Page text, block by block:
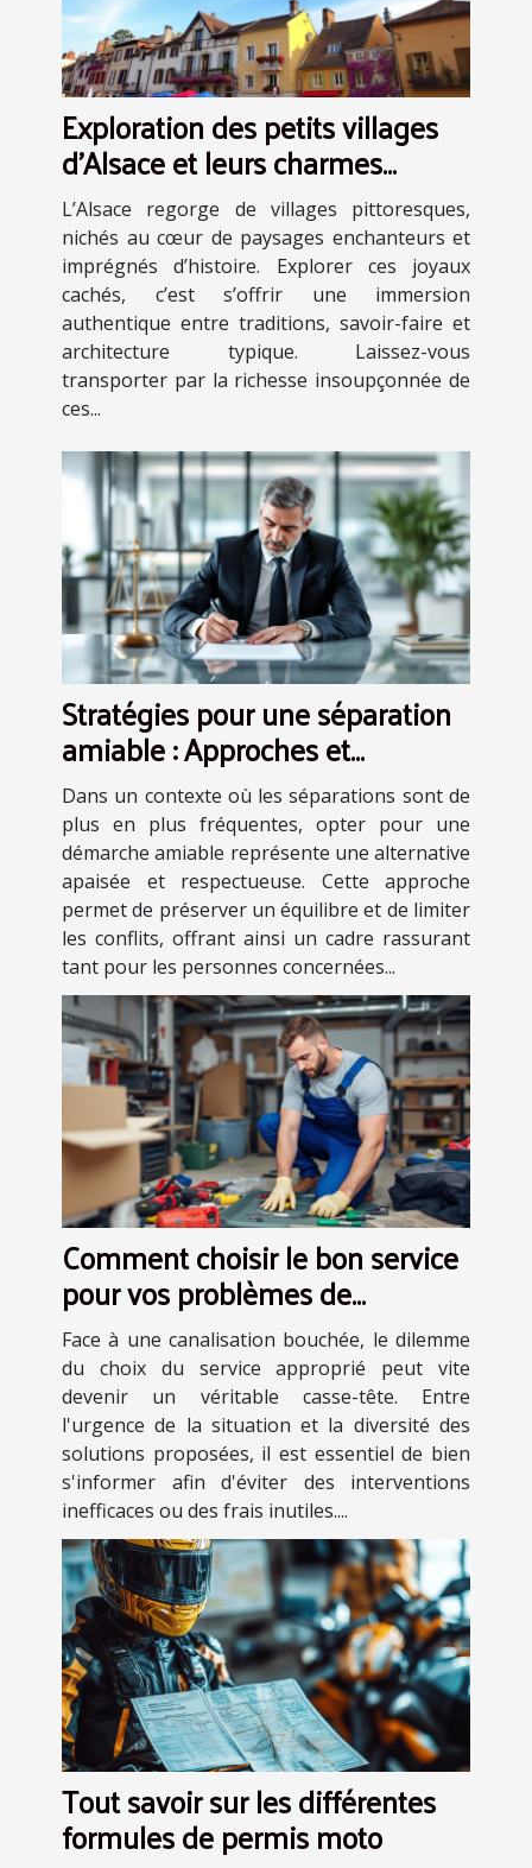
Exploration des petits villages
d'Alsace et leurs charmes
cachés
L’Alsace regorge de villages pittoresques,
nichés au cœur de paysages enchanteurs et
imprégnés d’histoire. Explorer ces joyaux
cachés, c’est s’offrir une immersion
authentique entre traditions, savoir-faire et
architecture typique. Laissez-vous
transporter par la richesse insoupçonnée de
ces...
Stratégies pour une séparation
amiable : Approches et
avantages
Dans un contexte où les séparations sont de
plus en plus fréquentes, opter pour une
démarche amiable représente une alternative
apaisée et respectueuse. Cette approche
permet de préserver un équilibre et de limiter
les conflits, offrant ainsi un cadre rassurant
tant pour les personnes concernées...
Comment choisir le bon service
pour vos problèmes de
canalisations obstruées ?
Face à une canalisation bouchée, le dilemme
du choix du service approprié peut vite
devenir un véritable casse-tête. Entre
l'urgence de la situation et la diversité des
solutions proposées, il est essentiel de bien
s'informer afin d'éviter des interventions
inefficaces ou des frais inutiles....
Tout savoir sur les différentes
formules de permis moto